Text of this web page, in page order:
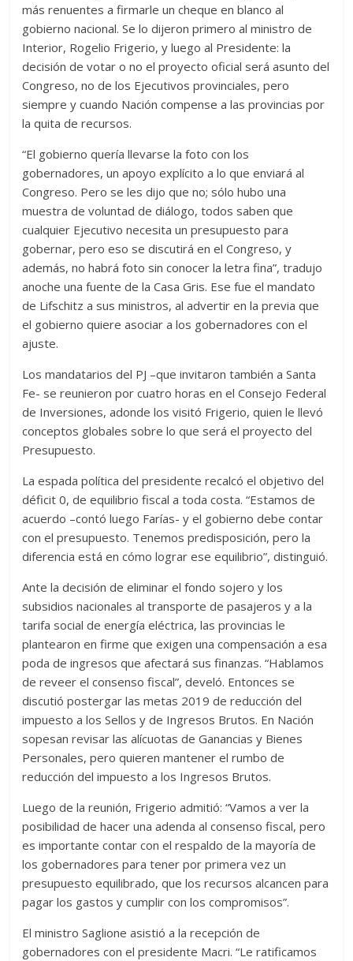
más renuentes a firmarle un cheque en blanco al
gobierno nacional. Se lo dijeron primero al ministro de
Interior, Rogelio Frigerio, y luego al Presidente: la
decisión de votar o no el proyecto oficial será asunto del
Congreso, no de los Ejecutivos provinciales, pero
siempre y cuando Nación compense a las provincias por
la quita de recursos.
“El gobierno quería llevarse la foto con los
gobernadores, un apoyo explícito a lo que enviará al
Congreso. Pero se les dijo que no; sólo hubo una
muestra de voluntad de diálogo, todos saben que
cualquier Ejecutivo necesita un presupuesto para
gobernar, pero eso se discutirá en el Congreso, y
además, no habrá foto sin conocer la letra fina”, tradujo
anoche una fuente de la Casa Gris. Ese fue el mandato
de Lifschitz a sus ministros, al advertir en la previa que
el gobierno quiere asociar a los gobernadores con el
ajuste.
Los mandatarios del PJ –que invitaron también a Santa
Fe- se reunieron por cuatro horas en el Consejo Federal
de Inversiones, adonde los visitó Frigerio, quien le llevó
conceptos globales sobre lo que será el proyecto del
Presupuesto.
La espada política del presidente recalcó el objetivo del
déficit 0, de equilibrio fiscal a toda costa. “Estamos de
acuerdo –contó luego Farías- y el gobierno debe contar
con el presupuesto. Tenemos predisposición, pero la
diferencia está en cómo lograr ese equilibrio”, distinguió.
Ante la decisión de eliminar el fondo sojero y los
subsidios nacionales al transporte de pasajeros y a la
tarifa social de energía eléctrica, las provincias le
plantearon en firme que exigen una compensación a esa
poda de ingresos que afectará sus finanzas. “Hablamos
de reveer el consenso fiscal”, develó. Entonces se
discutió postergar las metas 2019 de reducción del
impuesto a los Sellos y de Ingresos Brutos. En Nación
sopesan revisar las alícuotas de Ganancias y Bienes
Personales, pero quieren mantener el rumbo de
reducción del impuesto a los Ingresos Brutos.
Luego de la reunión, Frigerio admitió: “Vamos a ver la
posibilidad de hacer una adenda al consenso fiscal, pero
es importante contar con el respaldo de la mayoría de
los gobernadores para tener por primera vez un
presupuesto equilibrado, que los recursos alcancen para
pagar los gastos y cumplir con los compromisos”.
El ministro Saglione asistió a la recepción de
gobernadores con el presidente Macri. “Le ratificamos